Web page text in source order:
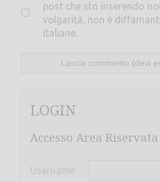
post che sto inserendo
volgarità, non è
italiane.
LOGIN
Accesso Area Riservata
Username: